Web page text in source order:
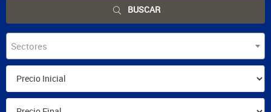
BUSCAR
Sectores